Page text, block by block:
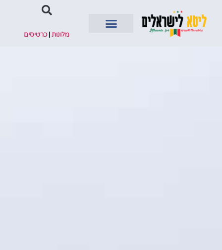
מלונות|כרטיסים